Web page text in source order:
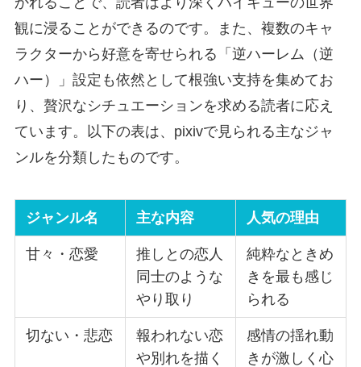
観に浸ることができるのです。また、複数のキャ
ラクターから好意を寄せられる「逆ハーレム（逆
ハー）」設定も依然として根強い支持を集めてお
り、贅沢なシチュエーションを求める読者に応え
ています。以下の表は、pixivで見られる主なジャ
ンルを分類したものです。
ジャンル名 主な内容 人気の理由
甘々・恋愛
推しとの恋人
同士のような
やり取り
純粋なときめ
きを最も感じ
られる
切ない・悲恋
報われない恋
や別れを描く
感情の揺れ動
きが激しく心